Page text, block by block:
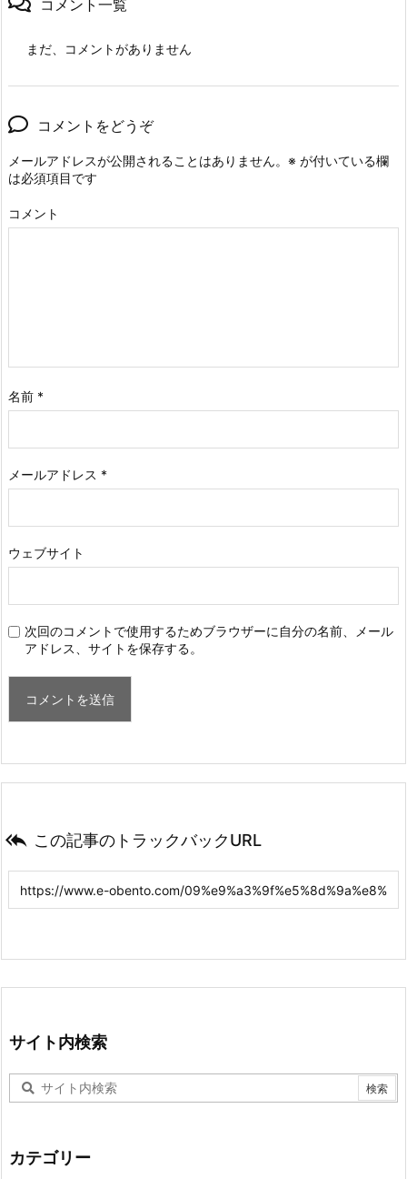
コメント一覧
まだ、コメントがありません
コメントをどうぞ
メールアドレスが公開されることはありません。 ※ が付いている欄
は必須項目です
コメント
名前 *
メールアドレス *
ウェブサイト
次回のコメントで使用するためブラウザーに自分の名前、メール
アドレス、サイトを保存する。
 この記事のトラックバックURL
サイト内検索
カテゴリー